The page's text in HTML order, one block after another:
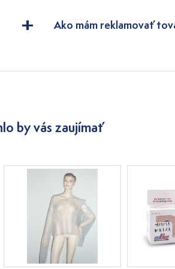
Ako mám reklamovať
by vás zaujímať